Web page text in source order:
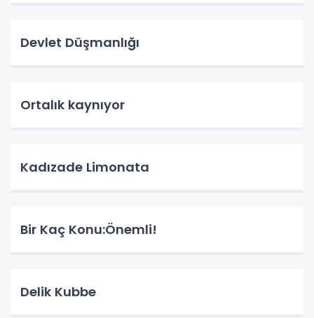
Devlet Düşmanlığı
Ortalık kaynıyor
Kadızade Limonata
Bir Kaç Konu:Önemli!
Delik Kubbe